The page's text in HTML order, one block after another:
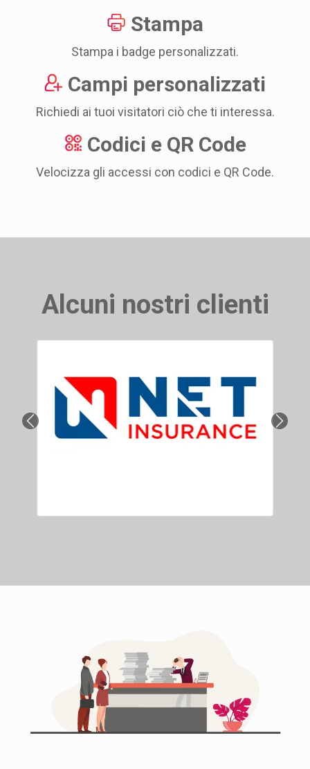
Stampa
Stampa i badge personalizzati.
Campi personalizzati
Richiedi ai tuoi visitatori ciò che ti interessa.
Codici e QR Code
Velocizza gli accessi con codici e QR Code.
Alcuni nostri clienti